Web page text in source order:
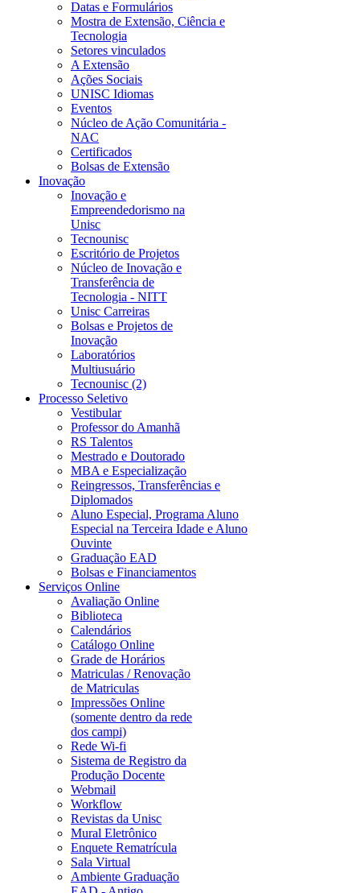
Datas e Formulários
Mostra de Extensão, Ciência e
Tecnologia
Setores vinculados
A Extensão
Ações Sociais
UNISC Idiomas
Eventos
Núcleo de Ação Comunitária -
NAC
Certificados
Bolsas de Extensão
Inovação
Inovação e
Empreendedorismo na
Unisc
Tecnounisc
Escritório de Projetos
Núcleo de Inovação e
Transferência de
Tecnologia - NITT
Unisc Carreiras
Bolsas e Projetos de
Inovação
Laboratórios
Multiusuário
Tecnounisc (2)
Processo Seletivo
Vestibular
Professor do Amanhã
RS Talentos
Mestrado e Doutorado
MBA e Especialização
Reingressos, Transferências e
Diplomados
Aluno Especial, Programa Aluno
Especial na Terceira Idade e Aluno
Ouvinte
Graduação EAD
Bolsas e Financiamentos
Serviços Online
Avaliação Online
Biblioteca
Calendários
Catálogo Online
Grade de Horários
Matriculas / Renovação
de Matriculas
Impressões Online
(somente dentro da rede
dos campi)
Rede Wi-fi
Sistema de Registro da
Produção Docente
Webmail
Workflow
Revistas da Unisc
Mural Eletrônico
Enquete Rematrícula
Sala Virtual
Ambiente Graduação